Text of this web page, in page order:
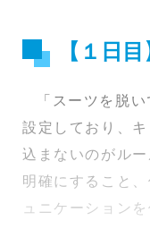
【１日目
「スーツを脱
設定しており、
込まないのがル
明確にすること
ュニケーション